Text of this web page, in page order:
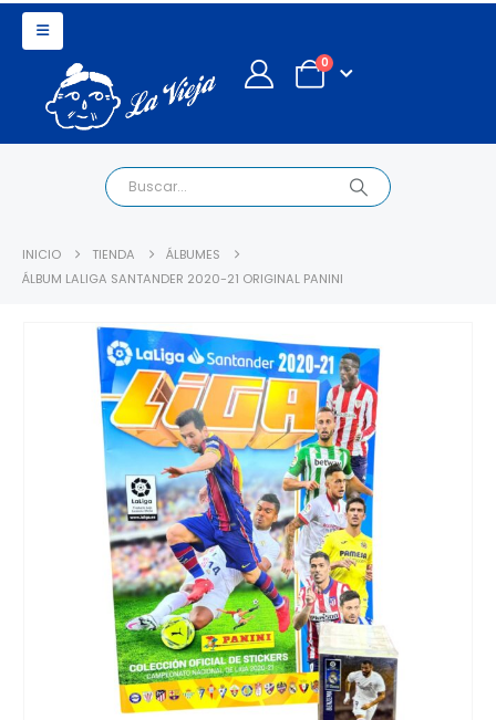
0
INICIO TIENDA
ÁLBUMES
ÁLBUM LALIGA SANTANDER 2020-21 ORIGINAL PANINI